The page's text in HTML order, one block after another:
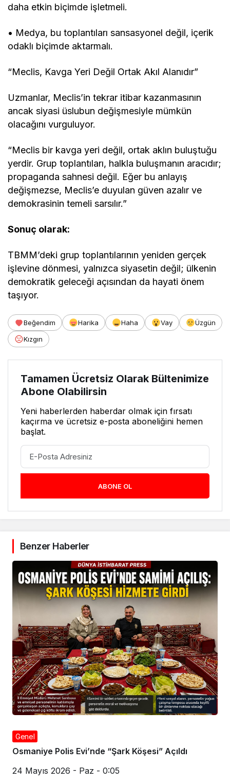
daha etkin biçimde işletmeli.
• Medya, bu toplantıları sansasyonel değil, içerik
odaklı biçimde aktarmalı.
“Meclis, Kavga Yeri Değil Ortak Akıl Alanıdır”
Uzmanlar, Meclis’in tekrar itibar kazanmasının
ancak siyasi üslubun değişmesiyle mümkün
olacağını vurguluyor.
“Meclis bir kavga yeri değil, ortak aklın buluştuğu
yerdir. Grup toplantıları, halkla buluşmanın aracıdır;
propaganda sahnesi değil. Eğer bu anlayış
değişmezse, Meclis’e duyulan güven azalır ve
demokrasinin temeli sarsılır.”
Sonuç olarak:
TBMM’deki grup toplantılarının yeniden gerçek
işlevine dönmesi, yalnızca siyasetin değil; ülkenin
demokratik geleceği açısından da hayati önem
taşıyor.
Beğendim Harika Haha Vay
Üzgün
Kızgın
Tamamen Ücretsiz Olarak Bültenimize
Abone Olabilirsin
Yeni haberlerden haberdar olmak için fırsatı
kaçırma ve ücretsiz e-posta aboneliğini hemen
başlat.
ABONE OL
Benzer Haberler
Genel
Osmaniye Polis Evi’nde “Şark Köşesi” Açıldı
24 Mayıs 2026 - Paz - 0:05